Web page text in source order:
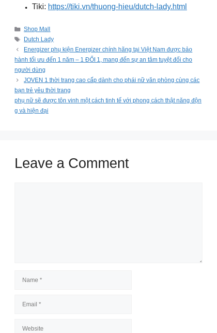
Tiki: https://tiki.vn/thuong-hieu/dutch-lady.html
Categories
Shop Mall
Tags
Dutch Lady
Energizer phụ kiện Energizer chính hãng tại Việt Nam được bảo
hành tối ưu đến 1 năm – 1 ĐỔI 1, mang đến sự an tâm tuyệt đối cho
người dùng
JOVEN 1 thời trang cao cấp dành cho phái nữ văn phòng cùng các
bạn trẻ yêu thời trang
phụ nữ sẽ được tôn vinh một cách tinh tế với phong cách thật năng độn
g và hiện đại
Leave a Comment